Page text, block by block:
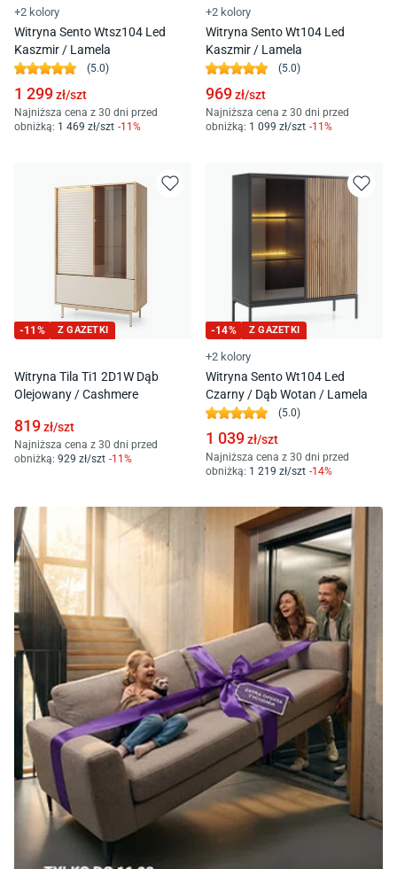
+2 kolory
Witryna Sento Wtsz104 Led
Kaszmir / Lamela
(5.0)
1 299zł/szt
Najniższa cena z 30 dni przed
obniżką: 1 469 zł/szt -11%
+2 kolory
Witryna Sento Wt104 Led
Kaszmir / Lamela
(5.0)
969zł/szt
Najniższa cena z 30 dni przed
obniżką: 1 099 zł/szt -11%
-11 % Z GAZETKI
Witryna Tila Ti1 2D1W Dąb
Olejowany / Cashmere
819zł/szt
Najniższa cena z 30 dni przed
obniżką: 929 zł/szt -11%
-14% Z GAZETKI
+2 kolory
Witryna Sento Wt104 Led
Czarny / Dąb Wotan / Lamela
(5.0)
1 039zł/szt
Najniższa cena z 30 dni przed
obniżką: 1 219 zł/szt -14%